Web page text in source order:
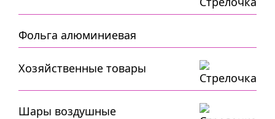
Фольга алюминиевая
Хозяйственные товары
Шары воздушные